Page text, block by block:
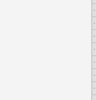
-
-
-
-
-
-
-